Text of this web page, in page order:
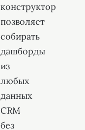
конструктор
позволяет
собирать
дашборды
из
любых
данных
CRM
без